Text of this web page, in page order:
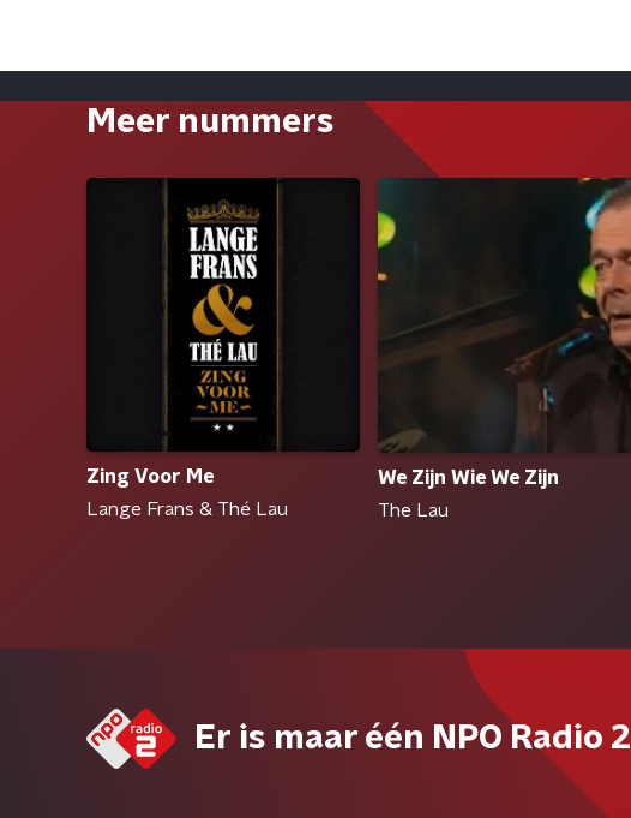
Meer nummers
Zing Voor Me
Lange Frans & Thé Lau
We Zijn Wie We Zijn
The Lau
Er is maar één NPO Radio 2